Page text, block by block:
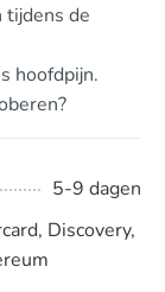
tijdens de
hoofdpijn.
5-9 dagen
Discovery,